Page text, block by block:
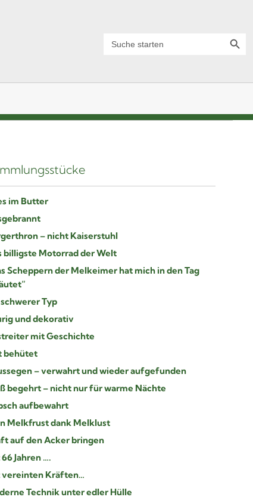
for:
im Butter
– nicht Kaiserstuhl
billigste Motorrad der Welt
Scheppern der Melkeimer hat mich in den Tag
schwerer Typ
und dekorativ
mit Geschichte
behütet
– verwahrt und wieder aufgefunden
begehrt – nicht nur für warme Nächte
aufbewahrt
Melkfrust dank Melklust
auf den Acker bringen
Jahren ….
vereinten Kräften…
Technik unter edler Hülle